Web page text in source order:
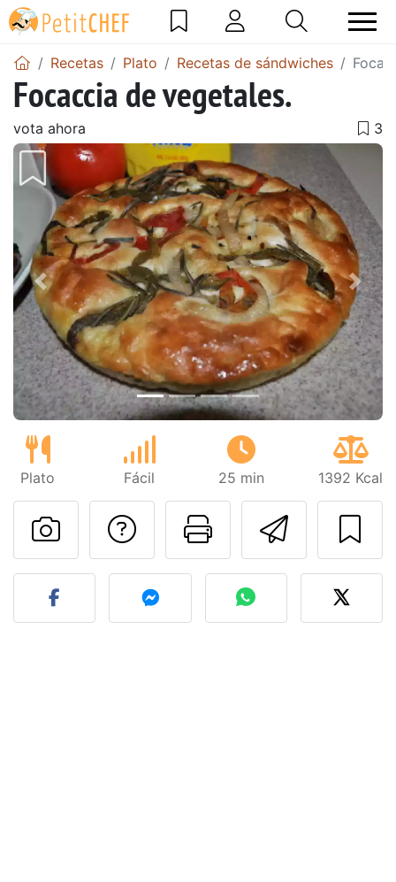
Recetas Plato Recetas de sándwiches
Focaccia de vegetales.
vota ahora
Anterior
Plato Fácil 25 min 1392 Kcal
Imprimir
Preguntar al autor
Publicar la foto de esta